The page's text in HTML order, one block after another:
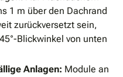
1 m über den Dachrand
zurückversetzt sein,
Blickwinkel von unten
Anlagen: Module an